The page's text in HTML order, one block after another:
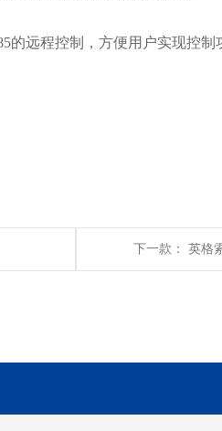
远程控制，方便用户实现控制
下一款： 英格